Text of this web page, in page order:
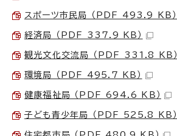
スポーツ市民局 （PDF 493.9 KB）
経済局 （PDF 337.9 KB）
観光文化交流局 （PDF 331.8 KB）
環境局 （PDF 495.7 KB）
健康福祉局 （PDF 694.6 KB）
子ども青少年局 （PDF 525.8 KB）